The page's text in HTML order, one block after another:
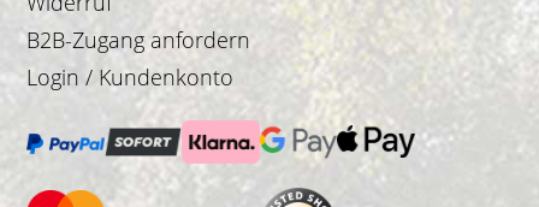
B2B-Zugang anfordern
Login / Kundenkonto